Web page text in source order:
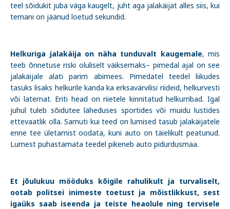
teel sõidukit juba väga kaugelt, juht aga jalakäijat alles siis, kui
temani on jäänud loetud sekundid.
Helkuriga jalakäija on näha tunduvalt kaugemale, mis
teeb õnnetuse riski oluliselt väiksemaks– pimedal ajal on see
jalakäijale alati parim abimees. Pimedatel teedel liikudes
tasuks lisaks helkurile kanda ka erksavärvilisi riideid, helkurvesti
või laternat. Eriti head on riietele kinnitatud helkurribad. Igal
juhul tuleb sõidutee läheduses sportides või muidu lustides
ettevaatlik olla. Samuti kui teed on lumised tasub jalakäijatele
enne tee ületamist oodata, kuni auto on täielikult peatunud.
Lumest puhastamata teedel pikeneb auto pidurdusmaa.
Et jõulukuu mööduks kõigile rahulikult ja turvaliselt,
ootab politsei inimeste toetust ja mõistlikkust, sest
igaüks saab iseenda ja teiste heaolule ning tervisele